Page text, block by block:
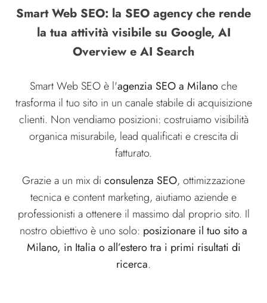
Smart Web SEO: la SEO agency che rende
la tua attività visibile su Google, AI
Overview e AI Search
Smart Web SEO è l'agenzia SEO a Milanoche
trasforma il tuo sito in un canale stabile di acquisizione
clienti. Non vendiamo posizioni: costruiamo visibilità
organica misurabile, lead qualificati e crescita di
fatturato.
Grazie a un mix di consulenza SEO, ottimizzazione
tecnica e content marketing, aiutiamo aziende e
professionisti a ottenere il massimo dal proprio sito. Il
nostro obiettivo è uno solo: posizionare il tuo sito a
Milano, in Italia o all’estero tra i primi risultati di
ricerca.